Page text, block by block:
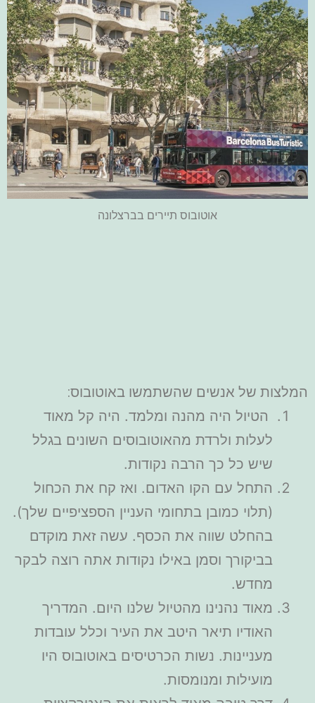
אוטובוס תיירים בברצלונה
המלצות של אנשים שהשתמשו באוטובוס:
הטיול היה מהנה ומלמד. היה קל מאוד
לעלות ולרדת מהאוטובוסים השונים בגלל
שיש כל כך הרבה נקודות.
התחל עם הקו האדום. ואז קח את הכחול
(תלוי כמובן בתחומי העניין הספציפיים שלך).
בהחלט שווה את הכסף. עשה זאת מוקדם
בביקורך וסמן באילו נקודות אתה רוצה לבקר
מחדש.
מאוד נהנינו מהטיול שלנו היום. המדריך
האודיו תיאר היטב את העיר וכלל עובדות
מעניינות. נשות הכרטיסים באוטובוס היו
מועילות ומנומסות.